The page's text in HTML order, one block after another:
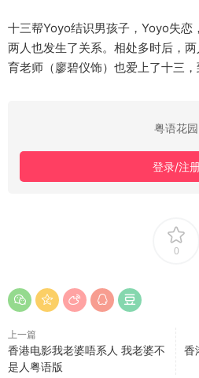
十三帮Yoyo结识男孩子，Yoyo失恋
两人也发生了关系。相处多时后，
育老师（廖碧仪饰）也爱上了十三
粤语花园
登录/注
0
上一篇
香港电影我老婆唔系人 我老婆不
是人粤语版
香